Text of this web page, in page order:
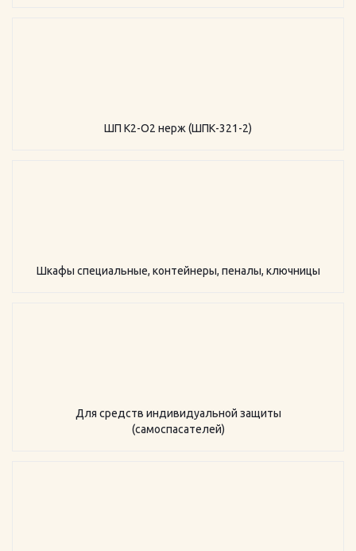
ШП К2-О2 нерж (ШПК-321-2)
Шкафы специальные, контейнеры, пеналы, ключницы
Для средств индивидуальной защиты
(самоспасателей)